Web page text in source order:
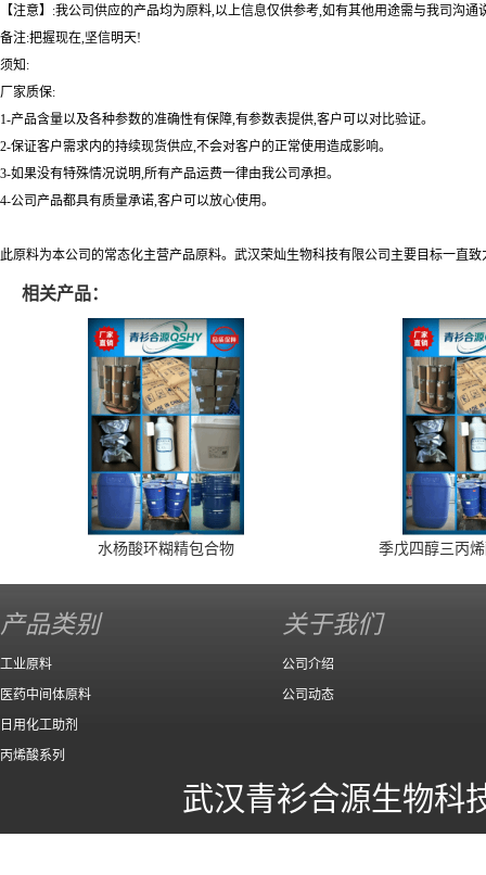
【注意】:我公司供应的产品均为原料,以上信息仅供参考,如有其他用途需与我司沟
备注:把握现在,坚信明天!
须知:
厂家质保:
1-产品含量以及各种参数的准确性有保障,有参数表提供,客户可以对比验证。
2-保证客户需求内的持续现货供应,不会对客户的正常使用造成影响。
3-如果没有特殊情况说明,所有产品运费一律由我公司承担。
4-公司产品都具有质量承诺,客户可以放心使用。
此原料为本公司的常态化主营产品原料。武汉荣灿生物科技有限公司主要目标一直
相关产品：
水杨酸环糊精包合物 季戊四醇三丙
产品类别
工业原料
医药中间体原料
日用化工助剂
丙烯酸系列
关于我们
公司介绍
公司动态
武汉青衫合源生物科